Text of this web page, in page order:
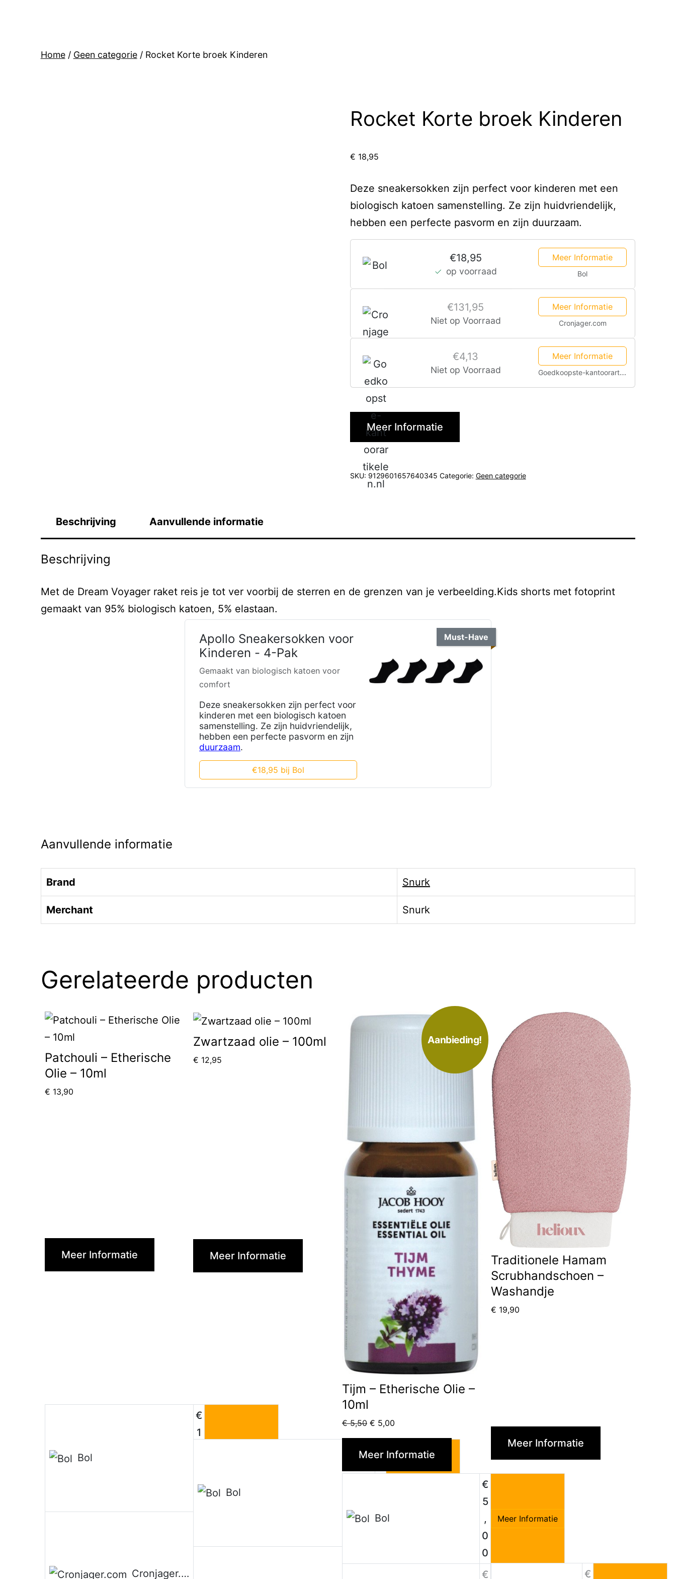
Home/ Geen categorie/ Rocket Korte broek Kinderen
Rocket Korte broek Kinderen
€ 18,95
Deze sneakersokken zijn perfect voor kinderen met een
biologisch katoen samenstelling. Ze zijn huidvriendelijk,
hebben een perfecte pasvorm en zijn duurzaam.
€18,95
op voorraad
Meer Informatie
Bol
€131,95
Niet op Voorraad
Meer Informatie
Cronjager.com
€4,13
Niet op Voorraad
Meer Informatie
Goedkoopste-kantoorartikelen.nl
Meer Informatie
SKU: 9129601657640345 Categorie: Geen categorie
Beschrijving Aanvullende informatie
Beschrijving
Met de Dream Voyager raket reis je tot ver voorbij de sterren en de grenzen van je verbeelding.Kids shorts met fotoprint
gemaakt van 95% biologisch katoen, 5% elastaan.
Must-Have
Apollo Sneakersokken voor
Kinderen - 4-Pak
Gemaakt van biologisch katoen voor
comfort
Deze sneakersokken zijn perfect voor
kinderen met een biologisch katoen
samenstelling. Ze zijn huidvriendelijk,
hebben een perfecte pasvorm en zijn
duurzaam.
€18,95 bij Bol
Aanvullende informatie
Brand Snurk
Merchant Snurk
Gerelateerde producten
Patchouli – Etherische
Olie – 10ml
€ 13,90
Meer Informatie
Bol
€
1
2
Cronjager.com
Zwartzaad olie – 100ml
€ 12,95
Meer Informatie
Bol
€
5
Aanbieding!
Tijm – Etherische Olie –
10ml
€5,50 Oorspronkelijke
prijs
€ 5,00
prijs
is:
Meer Informatie
Bol
€
5
,
0
0
Meer Informatie
€
Traditionele Hamam
Scrubhandschoen –
Washandje
€ 19,90
Meer Informatie
€